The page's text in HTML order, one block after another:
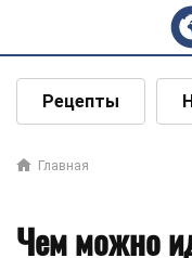
Рецепты
Главная
Чем можно